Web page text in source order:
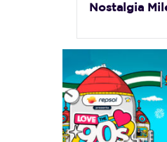
Nostalgia